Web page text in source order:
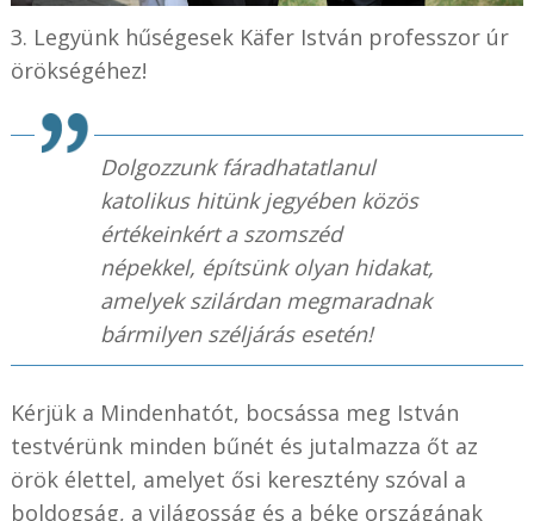
3. Legyünk hűségesek Käfer István professzor úr
örökségéhez!
Dolgozzunk fáradhatatlanul
katolikus hitünk jegyében közös
értékeinkért a szomszéd
népekkel, építsünk olyan hidakat,
amelyek szilárdan megmaradnak
bármilyen széljárás esetén!
Kérjük a Mindenhatót, bocsássa meg István
testvérünk minden bűnét és jutalmazza őt az
örök élettel, amelyet ősi keresztény szóval a
boldogság, a világosság és a béke országának